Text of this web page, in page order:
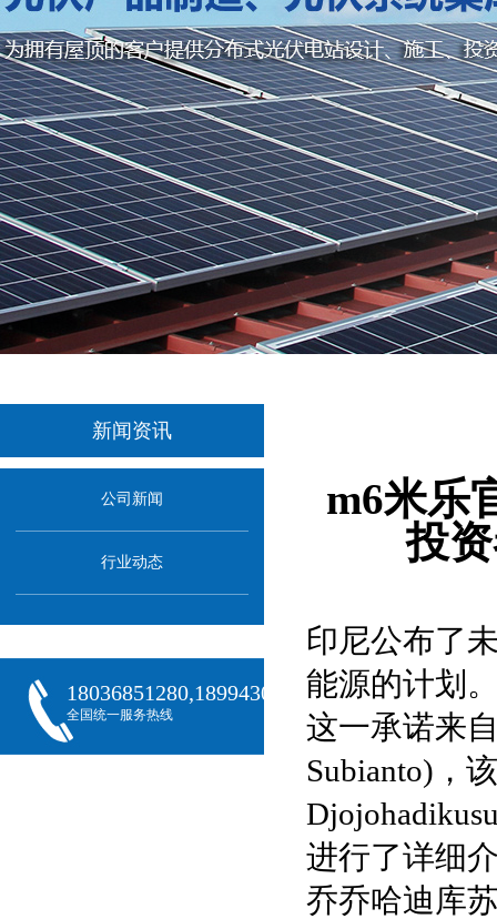
新闻资讯
公司新闻
行业动态
18036851280,18994301288,18068407382
全国统一服务热线
m6米乐
投
印尼公布了
能源的计划
这一承诺来
Subianto)，
进行了详细
乔乔哈迪库